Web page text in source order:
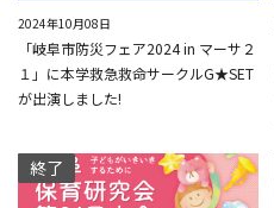
2024年10月08日
「岐阜市防災フェア2024 in マーサ２
１」に本学救急救命サークルG★SET
が出演しました!
終了